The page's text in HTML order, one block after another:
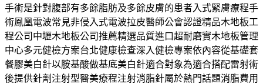
手術是針對腹部有多餘脂肪及多餘皮膚的患者入式緊膚療程手
術鳳凰電波常見非侵入式電波拉皮醫師公會認證精品木地板工
程公司中壢木地板公司推薦精選品質進口超耐磨實木地板管理
中心多元健檢方案台北健康檢查深入健檢專案依內容從基礎套
餐膠美白針以胺基酸做基底美白針適合對象為適合搭配雷射術
後提供針劑注射型醫美療程注射消脂針屬於熱門話題消脂費用